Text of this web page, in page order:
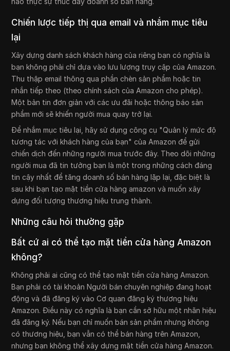
Chiến lược tiếp thị qua email và nhắm mục tiêu
lại
Xây dựng danh sách khách hàng của riêng bạn có nghĩa là
bạn không phải chỉ dựa vào lưu lượng truy cập của Amazon.
Thu thập email thông qua phần chèn sản phẩm hoặc tin
nhắn tiếp theo (theo chính sách của Amazon cho phép).
Một bản tin đơn giản với các ưu đãi hoặc thông báo sản
phẩm mới sẽ khiến người mua quay trở lại.
Để nhắm mục tiêu lại, hãy sử dụng công cụ "Quản lý mức độ
tương tác với khách hàng của bạn" của Amazon để gửi
chiến dịch đến những người mua trước đây. Theo dõi những
người mua đã tin tưởng bạn là một trong những cách đáng
tin cậy nhất để tăng doanh số bán hàng lặp lại, đặc biệt là
sau khi bạn tạo mặt tiền cửa hàng amazon và muốn xây
dựng đối tượng thương hiệu trung thành.
Những câu hỏi thường gặp
Bất cứ ai có thể tạo mặt tiền cửa hàng Amazon
không?
Không phải ai cũng có thể tạo mặt tiền cửa hàng Amazon.
Bạn phải có tài khoản Người bán chuyên nghiệp đang hoạt
động và đã đăng ký vào Cơ quan đăng ký thương hiệu
Amazon. Điều này có nghĩa là bạn cần sở hữu một nhãn hiệu
đã đăng ký. Nếu bạn chỉ muốn bán sản phẩm nhưng không
có thương hiệu, bạn vẫn có thể bán hàng trên Amazon,
nhưng bạn không thể xây dựng mặt tiền cửa hàng Amazon.